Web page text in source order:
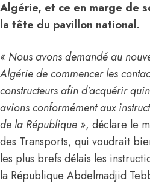
Algérie, et ce en marge de
la tête du pavillon national.
« Nous avons demandé au
Algériede commencer les
constructeurs afin d’acquérir
avions conformément aux
de la République », déclare le
des Transports, qui voudrait
les plus brefs délais les
la République Abdelmadjid